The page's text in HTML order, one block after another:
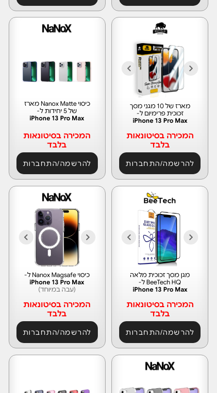
מארז של 10 מגני מסך
זכוכית פרימיום ל-
iPhone 13 Pro Max
המכירה בסיטונאות
בלבד
להרשמה/התחברות
כיסוי Nanox Matte מארז
של 5 יחידות ל-
iPhone 13 Pro Max
המכירה בסיטונאות
בלבד
להרשמה/התחברות
מגן מסך זכוכית מלאה
BeeTech HQ ל-
iPhone 13 Pro Max
המכירה בסיטונאות
בלבד
להרשמה/התחברות
כיסוי Nanox Magsafe ל-
iPhone 13 Pro Max
(עבה במיוחד)
המכירה בסיטונאות
בלבד
להרשמה/התחברות